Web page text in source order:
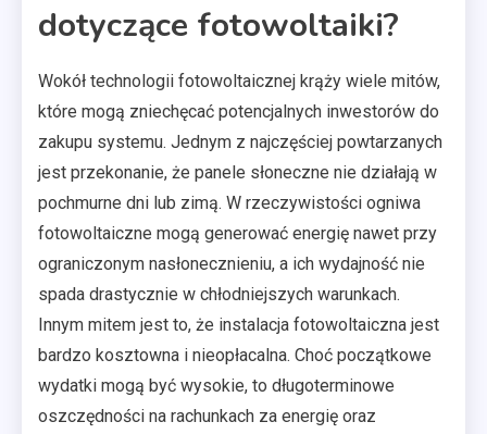
dotyczące fotowoltaiki?
Wokół technologii fotowoltaicznej krąży wiele mitów,
które mogą zniechęcać potencjalnych inwestorów do
zakupu systemu. Jednym z najczęściej powtarzanych
jest przekonanie, że panele słoneczne nie działają w
pochmurne dni lub zimą. W rzeczywistości ogniwa
fotowoltaiczne mogą generować energię nawet przy
ograniczonym nasłonecznieniu, a ich wydajność nie
spada drastycznie w chłodniejszych warunkach.
Innym mitem jest to, że instalacja fotowoltaiczna jest
bardzo kosztowna i nieopłacalna. Choć początkowe
wydatki mogą być wysokie, to długoterminowe
oszczędności na rachunkach za energię oraz